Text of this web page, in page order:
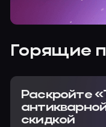
Горящие
Раскройте
скидкой